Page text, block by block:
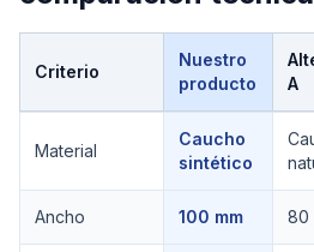
Criterio
Nuestro
producto
A
Material
Caucho
sintético
Ancho 100 mm 80